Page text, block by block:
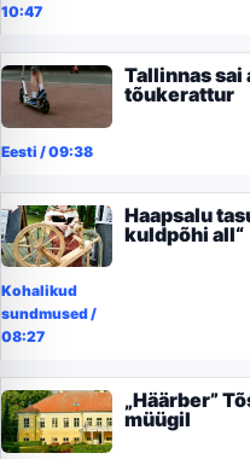
10:47
Tallinnas sai
tõukerattur
Eesti /09:38
Haapsalu
kuldpõhi all“
Kohalikud
sundmused/
08:27
„Häärber”
müügil